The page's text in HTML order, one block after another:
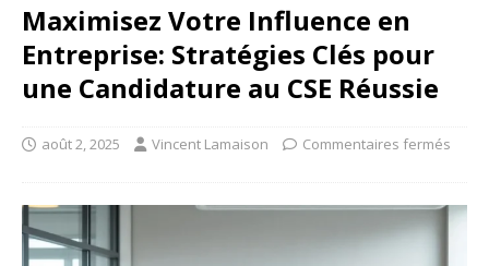
Maximisez Votre Influence en
Entreprise: Stratégies Clés pour
une Candidature au CSE Réussie
août 2, 2025 Vincent Lamaison Commentaires fermés